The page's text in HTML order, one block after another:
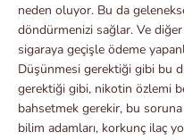
neden oluyor. Bu da
döndürmenizi sağlar. Ve
sigaraya geçişle ödeme
Düşünmesi gerektiği gibi bu
gerektiği gibi, nikotin özlemi
bahsetmek gerekir, bu
bilim adamları, korkunç ilaç